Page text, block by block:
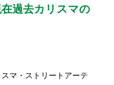
過去カリスマの
マ・ストリートアーテ